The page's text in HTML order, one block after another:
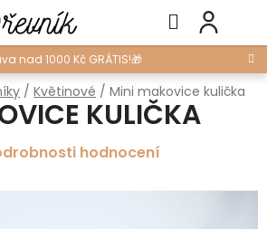
nad 1000 Kč GRÁTIS!🎁
Hledat
/ Květinové / Mini makovice kulička
KULIČKA
hodnocení